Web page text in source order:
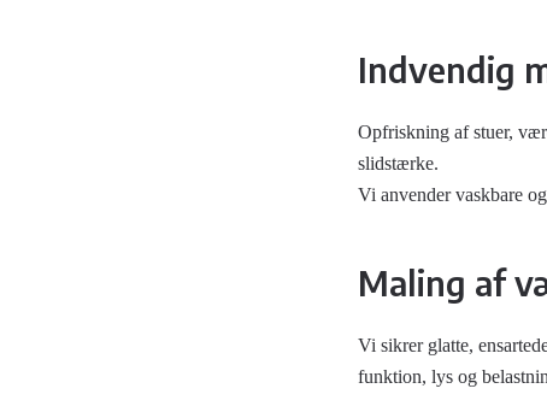
Indvendig
Opfriskning af stuer,
slidstærke.
Vi anvender vaskbare
Maling af
Vi sikrer glatte,
funktion, lys og